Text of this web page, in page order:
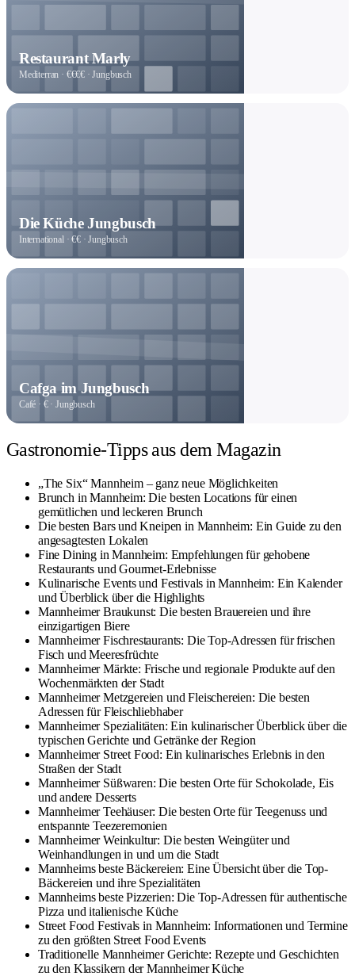
Restaurant Marly
Mediterran · €€€€ · Jungbusch
Die Küche Jungbusch
International · €€ · Jungbusch
Cafga im Jungbusch
Café · € · Jungbusch
Gastronomie-Tipps aus dem Magazin
„The Six“ Mannheim – ganz neue Möglichkeiten
Brunch in Mannheim: Die besten Locations für einen
gemütlichen und leckeren Brunch
Die besten Bars und Kneipen in Mannheim: Ein Guide zu den
angesagtesten Lokalen
Fine Dining in Mannheim: Empfehlungen für gehobene
Restaurants und Gourmet-Erlebnisse
Kulinarische Events und Festivals in Mannheim: Ein Kalender
und Überblick über die Highlights
Mannheimer Braukunst: Die besten Brauereien und ihre
einzigartigen Biere
Mannheimer Fischrestaurants: Die Top-Adressen für frischen
Fisch und Meeresfrüchte
Mannheimer Märkte: Frische und regionale Produkte auf den
Wochenmärkten der Stadt
Mannheimer Metzgereien und Fleischereien: Die besten
Adressen für Fleischliebhaber
Mannheimer Spezialitäten: Ein kulinarischer Überblick über die
typischen Gerichte und Getränke der Region
Mannheimer Street Food: Ein kulinarisches Erlebnis in den
Straßen der Stadt
Mannheimer Süßwaren: Die besten Orte für Schokolade, Eis
und andere Desserts
Mannheimer Teehäuser: Die besten Orte für Teegenuss und
entspannte Teezeremonien
Mannheimer Weinkultur: Die besten Weingüter und
Weinhandlungen in und um die Stadt
Mannheims beste Bäckereien: Eine Übersicht über die Top-
Bäckereien und ihre Spezialitäten
Mannheims beste Pizzerien: Die Top-Adressen für authentische
Pizza und italienische Küche
Street Food Festivals in Mannheim: Informationen und Termine
zu den größten Street Food Events
Traditionelle Mannheimer Gerichte: Rezepte und Geschichten
zu den Klassikern der Mannheimer Küche